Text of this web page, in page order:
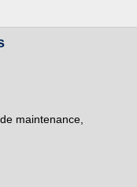
maintenance,